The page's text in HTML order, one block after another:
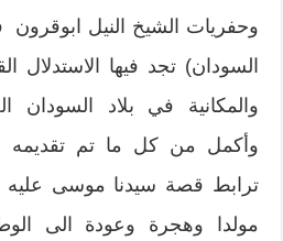
وحفريات الشيخ النيل ابوقرون
السودان) تجد فيها الاستدلال
والمكانية في بلاد السودان
وأكمل من كل ما تم
ترابط قصة سيدنا موسى عليه
مولدا وهجرة وعودة الى